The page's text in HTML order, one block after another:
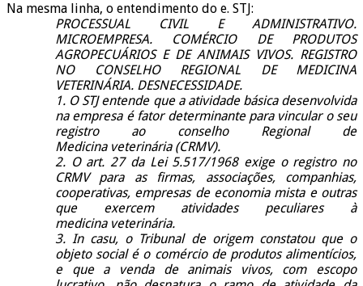
Na mesma linha, o entendimento do e. STJ:
PROCESSUAL CIVIL E ADMINISTRATIVO.
MICROEMPRESA. COMÉRCIO DE PRODUTOS
AGROPECUÁRIOS E DE ANIMAIS VIVOS. REGISTRO
NO
CONSELHO REGIONAL DE MEDICINA
VETERINÁRIA. DESNECESSIDADE.
1. O STJ entende que a atividade básica desenvolvida
na empresa é fator determinante para vincular o seu
registro ao conselho Regional de
Medicina veterinária (CRMV).
2. O art. 27 da Lei 5.517/1968 exige o registro no
CRMV para as firmas, associações, companhias,
cooperativas, empresas de economia mista e outras
que exercem atividades peculiares à
medicina veterinária.
3. In casu, o Tribunal de origem constatou que o
objeto social é o comércio de produtos alimentícios,
e que a venda de animais vivos, com escopo